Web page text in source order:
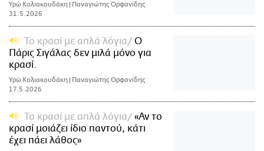
Υρώ Κολιακουδάκη | Παναγιώτης Ορφανίδης
31.5.2026
Το κρασί με απλά λόγια
Ο
Πάρις Σιγάλας δεν μιλά μόνο για
κρασί.
Υρώ Κολιακουδάκη | Παναγιώτης Ορφανίδης
17.5.2026
Το κρασί με απλά λόγια
«Αν το
κρασί μοιάζει ίδιο παντού, κάτι
έχει πάει λάθος»